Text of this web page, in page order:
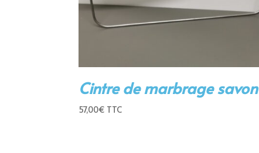
Cintre de marbrage savon
57,00€ TTC